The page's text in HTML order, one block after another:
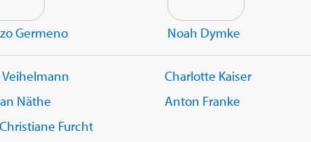
Germeno Noah Dymke
Veihelmann Charlotte Kaiser
Näthe Anton Franke
Furcht